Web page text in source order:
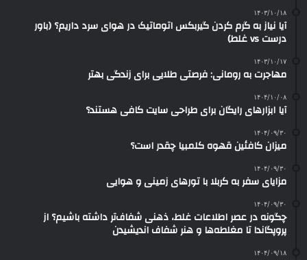
۱۴۰۳/۱۰/۱۸
آیا نیاز به گرم کردن گیربکس اتوماتیک در هوای سرد داریم؟ (باور
درست vs غلط)
۱۴۰۳/۱۰/۱۷
مهاجرت به رومانی: فرصتی طلایی برای زندگی بهتر
۱۴۰۴/۱۰/۰۸
آیا ابزارهای رایگان برای طراحی سایت کافی هستند؟
۱۴۰۴/۰۹/۳۰
میزان کافئین قهوه کلمبیا چقدر است؟
۱۴۰۴/۰۹/۳۰
مزایای سفر به کربلا با تورهای زمینی و هوایی
۱۴۰۴/۰۹/۳۰
چگونه در عصر اطلاعات غلط، ذهنی شفاف‌تر داشته باشیم؟ از
پروپگاندا تا مغلطه‌ها و هنر شفاف اندیشیدن
۱۴۰۴/۰۹/۱۸